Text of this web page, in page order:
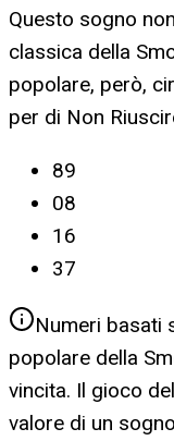
Questo sogno
classica della
popolare, però,
per di Non
89
08
16
37
Numeri basati
popolare della
vincita. Il gioco
valore di un